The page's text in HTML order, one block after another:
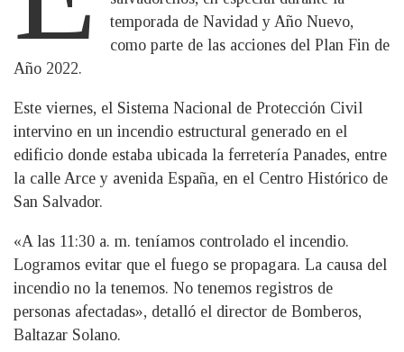
temporada de Navidad y Año Nuevo,
como parte de las acciones del Plan Fin de
Año 2022.
Este viernes, el Sistema Nacional de Protección Civil
intervino en un incendio estructural generado en el
edificio donde estaba ubicada la ferretería Panades, entre
la calle Arce y avenida España, en el Centro Histórico de
San Salvador.
«A las 11:30 a. m. teníamos controlado el incendio.
Logramos evitar que el fuego se propagara. La causa del
incendio no la tenemos. No tenemos registros de
personas afectadas», detalló el director de Bomberos,
Baltazar Solano.